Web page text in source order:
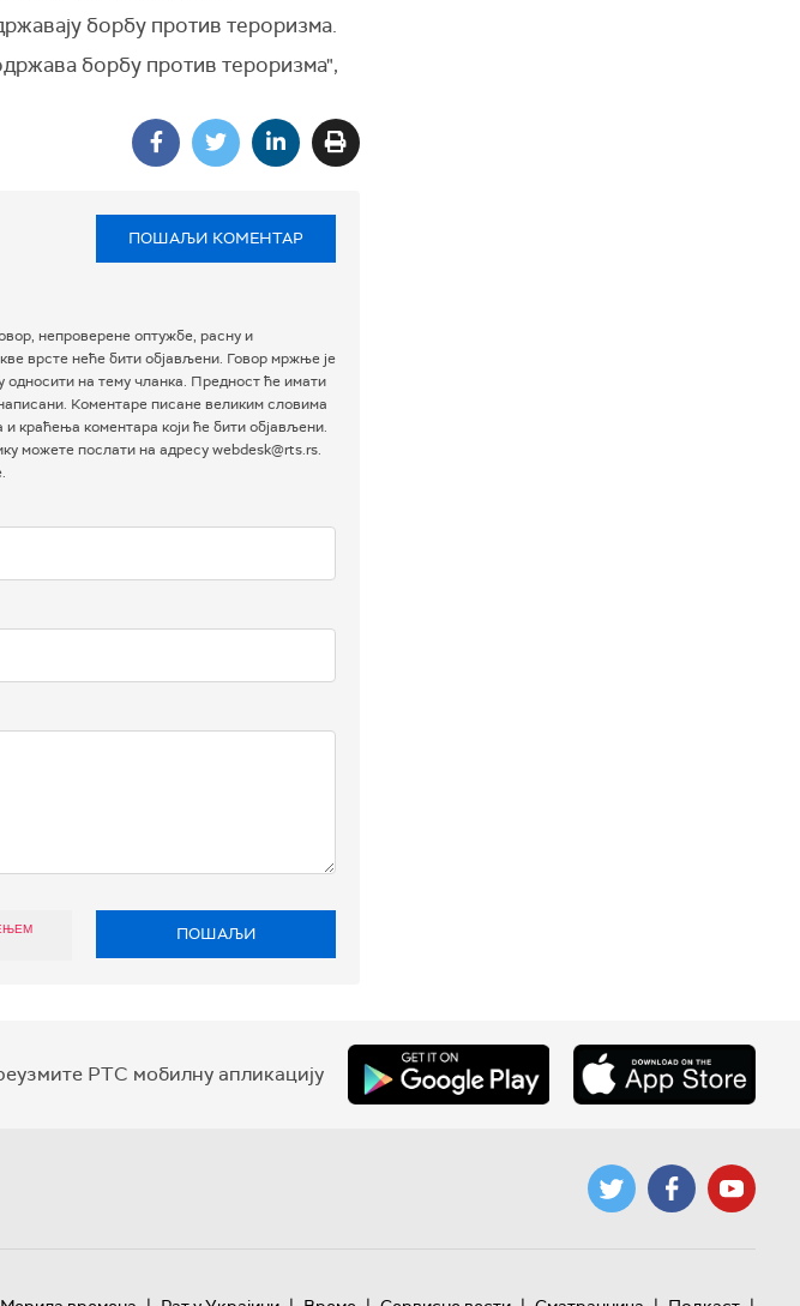
борбу против тероризма.
борбу против тероризма",
ПОШАЉИ КОМЕНТАР
непроверене оптужбе, расну и
врсте неће бити објављени. Говор мржње је
на тему чланка. Предност ће имати
Коментаре писане великим словима
краћења коментара који ће бити објављени.
можете послати на адресу webdesk@rts.rs.
ПОШАЉИ
РТС мобилну апликацију